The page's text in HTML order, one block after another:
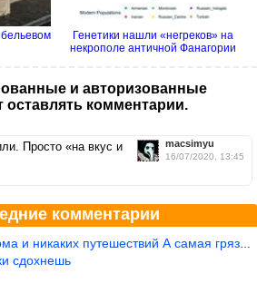
Генетики нашли «негреков» на
некрополе античной Фанагории
и авторизованные
оставлять комментарии.
macsimyu
16/07/2020, 13:45
Просто «на вкус и
комментарии
никаких путешествий А самая грязная в от
сдохнешь